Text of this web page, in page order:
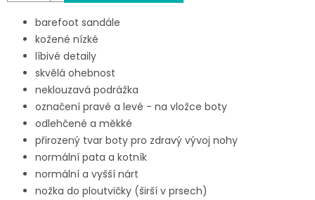
barefoot sandále
kožené nízké
líbivé detaily
skvělá ohebnost
neklouzavá podrážka
označení pravé a levé - na vložce boty
odlehčené a měkké
přirozený tvar boty pro zdravý vývoj nohy
normální pata a kotník
normální a vyšší nárt
nožka do ploutvičky (širší v prsech)